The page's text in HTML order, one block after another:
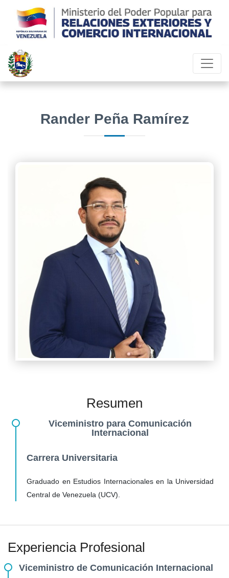
Rander Peña Ramírez
Resumen
Viceministro para Comunicación
Internacional
Carrera Universitaria
Graduado en Estudios Internacionales en la Universidad
Central de Venezuela (UCV).
Experiencia Profesional
Viceministro de Comunicación Internacional